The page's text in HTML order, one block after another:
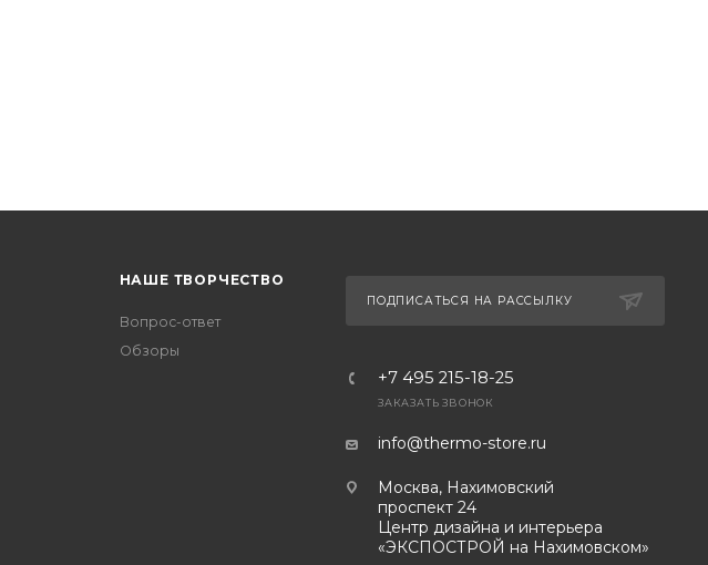
НАШЕ ТВОРЧЕСТВО
Вопрос-ответ
Обзоры
ПОДПИСАТЬСЯ НА РАССЫЛКУ
+7 495 215-18-25
ЗАКАЗАТЬ ЗВОНОК
info@thermo-store.ru
Москва, Нахимовский
проспект 24
Центр дизайна и интерьера
«ЭКСПОСТРОЙ на Нахимовском»